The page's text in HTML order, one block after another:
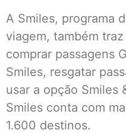
A Smiles, programa
viagem, também
comprar passagens
Smiles, resgatar
usar a opção Smiles
Smiles conta com
1.600 destinos.